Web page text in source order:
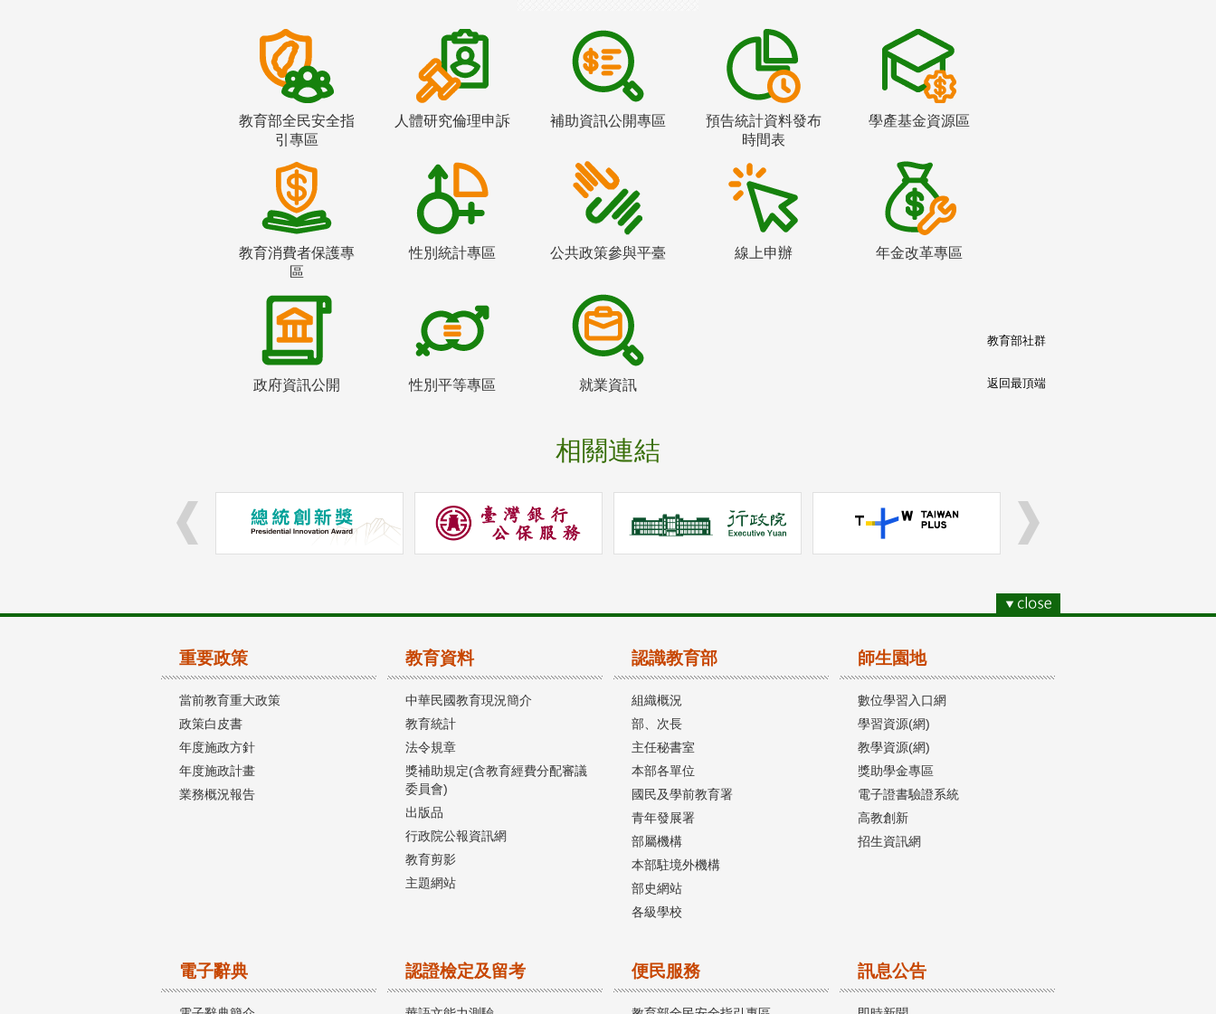
教育部全民安全指
引專區
人體研究倫理申訴 補助資訊公開專區
預告統計資料發布
時間表
學產基金資源區
教育消費者保護專
區
性別統計專區 公共政策參與平臺 線上申辦 年金改革專區
政府資訊公開 性別平等專區 就業資訊
相關連結
教育部社群
返回最頂端
重要政策
當前教育重大政策
政策白皮書
年度施政方針
年度施政計畫
業務概況報告
教育資料
中華民國教育現況簡介
教育統計
法令規章
獎補助規定(含教育經費分配審議
委員會)
出版品
行政院公報資訊網
教育剪影
主題網站
認識教育部
組織概況
部、次長
主任秘書室
本部各單位
國民及學前教育署
青年發展署
部屬機構
本部駐境外機構
部史網站
各級學校
師生園地
數位學習入口網
學習資源(網)
教學資源(網)
獎助學金專區
電子證書驗證系統
高教創新
招生資訊網
電子辭典 認證檢定及留考 便民服務 訊息公告